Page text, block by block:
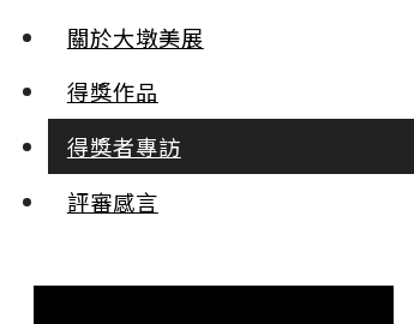
關於大墩美展
得獎作品
得獎者專訪
評審感言
臺中市第27屆大墩美展